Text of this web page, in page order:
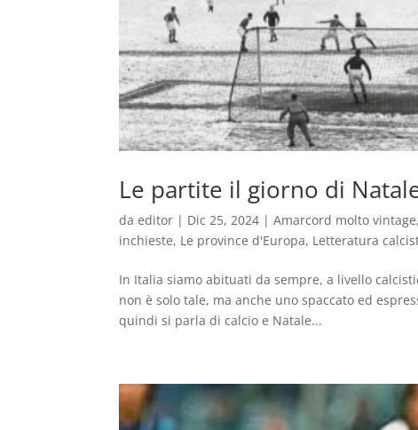
Le partite il giorno di
daeditor | Dic 25, 2024 |Amarcord molto vintage,
inchieste, Le province d'Europa, Letteratura
In Italia siamo abituati da sempre, a livello
non è solo tale, ma anche uno spaccato ed
quindi si parla di calcio e Natale...